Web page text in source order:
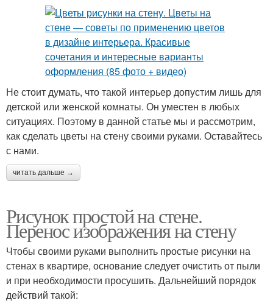
Не стоит думать, что такой интерьер допустим лишь для
детской или женской комнаты. Он уместен в любых
ситуациях. Поэтому в данной статье мы и рассмотрим,
как сделать цветы на стену своими руками. Оставайтесь
с нами.
читать дальше →
Рисунок простой на стене.
Перенос изображения на стену
Чтобы своими руками выполнить простые рисунки на
стенах в квартире, основание следует очистить от пыли
и при необходимости просушить. Дальнейший порядок
действий такой: